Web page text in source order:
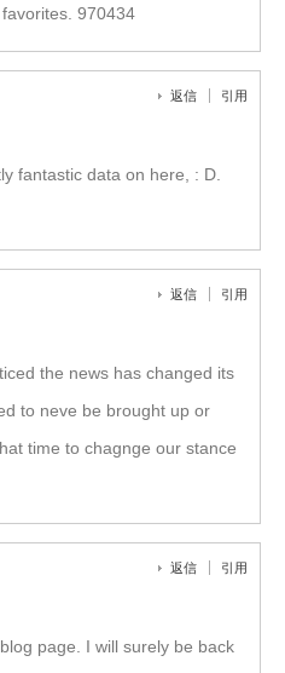
970434
返信 引用
fantastic data on here, : D.
返信 引用
the news has changed its
to neve be brought up or
time to chagnge our stance
返信 引用
page. I will surely be back